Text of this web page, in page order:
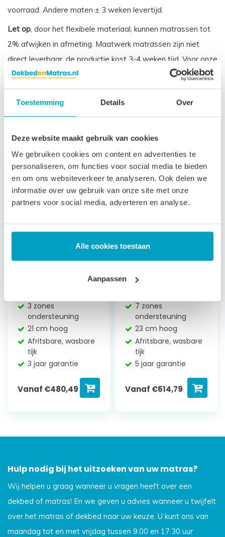
Toestemming Details Over
Deze website maakt gebruik van cookies
We gebruiken cookies om content en advertenties te
personaliseren, om functies voor social media te bieden
en om ons websiteverkeer te analyseren. Ook delen we
informatie over uw gebruik van onze site met onze
partners voor social media, adverteren en analyse.
Alle cookies toestaan
Aanpassen
voorraad. Andere maten ± 3 weken levertijd.
Let op, door het flexibele materiaal, kunnen matrassen tot
2% afwijken in afmeting. Maatwerk matrassen zijn niet
direct leverbaar, de productie kost 3-4 weken tijd. Voor onze
voorwaarden betreft maatwerk matrassen verwijzen wij u
naar onzealgemene voorwaarden.
Prijs is inclusief wettelijke verwijderingsbijdrage
Gerelateerde producten
3 zones
ondersteuning
21 cm hoog
Afritsbare, wasbare
tijk
3 jaar garantie
Vanaf €480,49
Matras Neptunus
7 zones
ondersteuning
23 cm hoog
Afritsbare, wasbare
tijk
5 jaar garantie
Vanaf €614,79
Hulp nodig bij het uitzoeken van uw matras?
Wij helpen u graag wanneer u vragen heeft over een
dekbed of matras! En we geven u advies wanneer u twijfelt
over het matras of dekbed naar uw keuze. U kunt ons van
maandag tot en met vrijdag tussen 9.00 en 17.30 uur